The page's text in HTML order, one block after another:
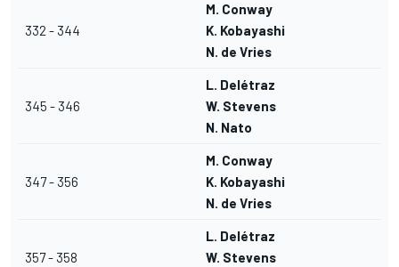
332 - 344
M. Conway
K. Kobayashi
N. de Vries
345 - 346
L. Delétraz
W. Stevens
N. Nato
347 - 356
M. Conway
K. Kobayashi
N. de Vries
357 - 358
L. Delétraz
W. Stevens